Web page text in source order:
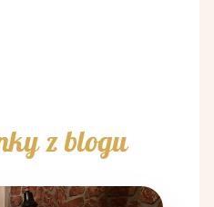
z blogu